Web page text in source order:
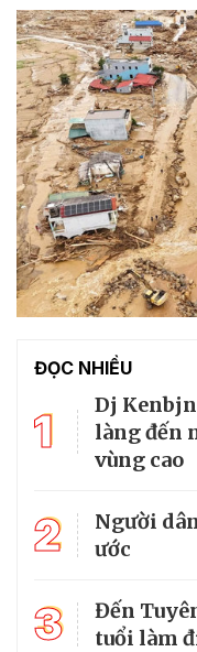
ĐỌC NHIỀU
1
Dj
làng đến
vùng cao
2
Người
ước
3
Đến
tuổi làm